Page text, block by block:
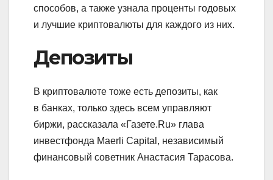
способов, а также узнала проценты годовых
и лучшие криптовалюты для каждого из них.
Депозиты
В криптовалюте тоже есть депозиты, как
в банках, только здесь всем управляют
биржи, рассказала «Газете.Ru» глава
инвестфонда Maerli Capital, независимый
финансовый советник Анастасия Тарасова.